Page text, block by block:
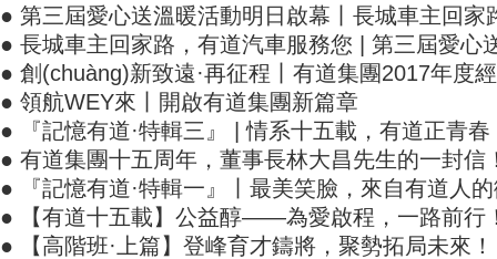
● 第三屆愛心送溫暖活動明日啟幕丨長城車主回家路
● 長城車主回家路，有道汽車服務您 | 第三屆愛心
● 創(chuàng)新致遠·再征程丨有道集團2017年度
● 領航WEY來丨開啟有道集團新篇章
● 『記憶有道·特輯三』 | 情系十五載，有道正青春
● 有道集團十五周年，董事長林大昌先生的一封信
● 『記憶有道·特輯一』丨最美笑臉，來自有道人
● 【有道十五載】公益醇——為愛啟程，一路前行
● 【高階班·上篇】登峰育才鑄將，聚勢拓局未來！